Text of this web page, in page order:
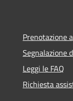
Prenotazione
Segnalazione
Leggi le FAQ
Richiesta